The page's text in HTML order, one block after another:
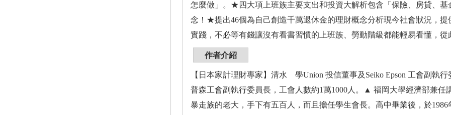
怎麼做」。★四大項上班族主要支出和投資大解析包含「保險、房貸、
念！★提出46個為自己創造千萬退休金的理財概念分析現今社會狀況，
實踐，不必等有錢讓沒有看書習慣的上班族、勞動階級都能輕易看懂，從
作者介紹
【日本家計理財專家】清水 學Union 投信董事及Seiko Epson 工會副執
普森工會副執行委員長，工會人數約1萬1000人。▲ 福岡大學經濟部兼任
暴走族的老大，手下有五百人，而且擔任學生會長。高中畢業後，於